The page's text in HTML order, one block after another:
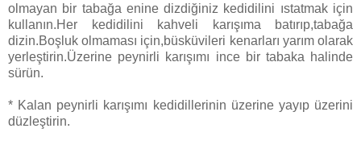
olmayan bir tabağa enine dizdiğiniz kedidilini ıstatmak için
kullanın.Her kedidilini kahveli karışıma batırıp,tabağa
dizin.Boşluk olmaması için,büsküvileri kenarları yarım olarak
yerleştirin.Üzerine peynirli karışımı ince bir tabaka halinde
sürün.
* Kalan peynirli karışımı kedidillerinin üzerine yayıp üzerini
düzleştirin.